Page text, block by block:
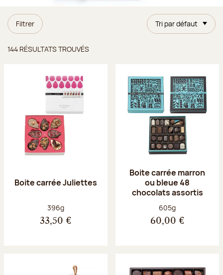
Filtrer Tri par défaut
144 RÉSULTATS TROUVÉS
Boite carrée Juliettes
Poids net :
396g
33,50 €
Boite carrée marron
ou bleue 48
chocolats assortis
Poids net :
605g
60,00 €